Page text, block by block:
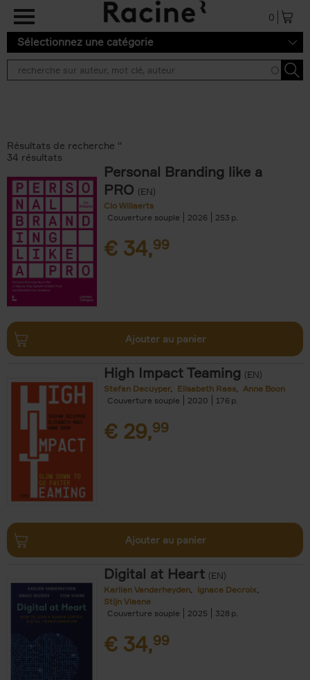
Aller au contenu principal
0
Sélectionnez une catégorie
Résultats de recherche ''
34 résultats
Personal Branding like a
PRO (EN)
Clo Willaerts
Couverture souple
2026 253
€ 34,99
Ajouter au panier
High Impact Teaming (EN)
Stefan Decuyper Elisabeth Raes
Anne Boon
Couverture souple
2020 176
€ 29,99
Ajouter au panier
Digital at Heart (EN)
Karlien Vanderheyden
Ignace Decroix
Stijn Viaene
Couverture souple
2025 328
€ 34,99